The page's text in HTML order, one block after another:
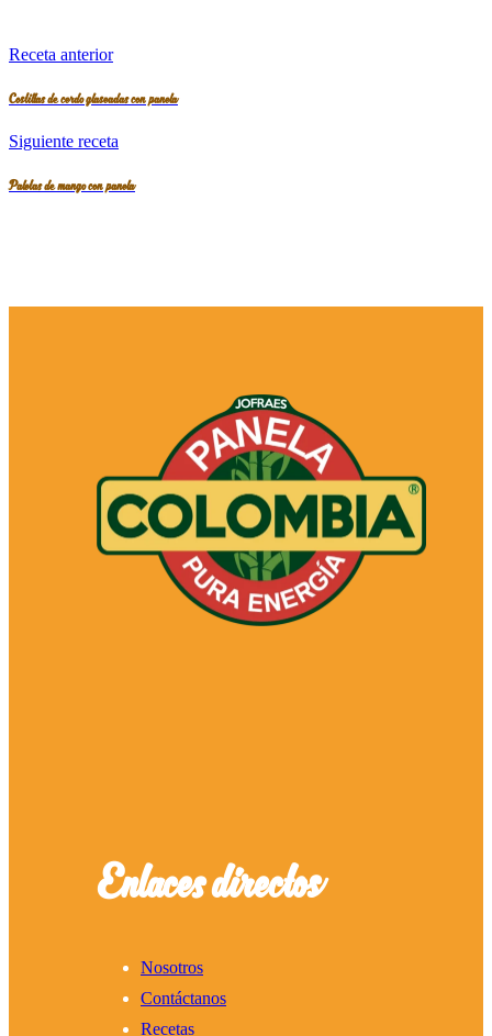
Receta anterior
Costillas de cerdo glaseadas con panela
Siguiente receta
Paletas de mango con panela
Enlaces directos
Nosotros
Contáctanos
Recetas